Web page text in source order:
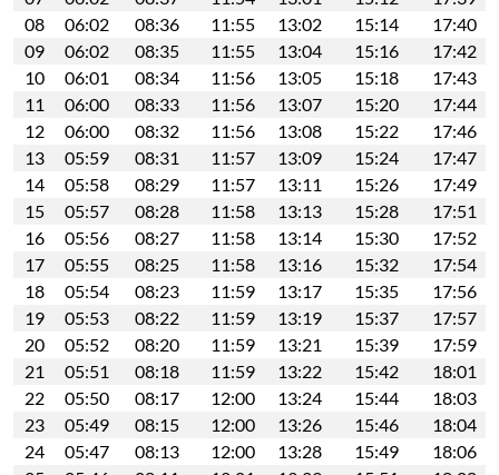
08
06:02 08:36 11:55 13:02 15:14
17:40
09
06:02 08:35 11:55 13:04 15:16
17:42
10
06:01 08:34 11:56 13:05 15:18
17:43
11
06:00 08:33 11:56 13:07 15:20
17:44
12
06:00 08:32 11:56 13:08 15:22
17:46
13
05:59 08:31 11:57 13:09 15:24
17:47
14
05:58 08:29 11:57 13:11 15:26
17:49
15
05:57 08:28 11:58 13:13 15:28
17:51
16
05:56 08:27 11:58 13:14 15:30
17:52
17
05:55 08:25 11:58 13:16 15:32
17:54
18
05:54 08:23 11:59 13:17 15:35
17:56
19
05:53 08:22 11:59 13:19 15:37
17:57
20
05:52 08:20 11:59 13:21 15:39
17:59
21
05:51 08:18 11:59 13:22 15:42
18:01
22
05:50 08:17 12:00 13:24 15:44
18:03
23
05:49 08:15 12:00 13:26 15:46
18:04
24
05:47 08:13 12:00 13:28 15:49
18:06